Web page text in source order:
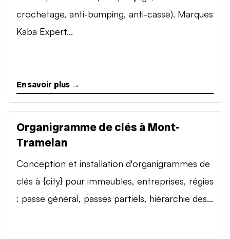
crochetage, anti-bumping, anti-casse). Marques
Kaba Expert...
En savoir plus →
Organigramme de clés à Mont-
Tramelan
Conception et installation d'organigrammes de
clés à {city} pour immeubles, entreprises, régies
: passe général, passes partiels, hiérarchie des...